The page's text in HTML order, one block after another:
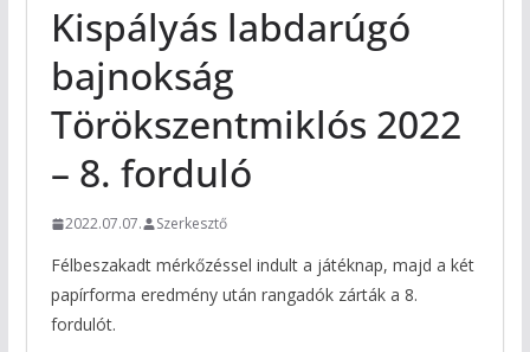
Kispályás labdarúgó
bajnokság
Törökszentmiklós 2022
– 8. forduló
2022.07.07. Szerkesztő
Félbeszakadt mérkőzéssel indult a játéknap, majd a két
papírforma eredmény után rangadók zárták a 8.
fordulót.